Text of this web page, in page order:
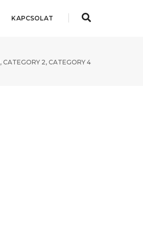
KAPCSOLAT
, CATEGORY 2, CATEGORY 4